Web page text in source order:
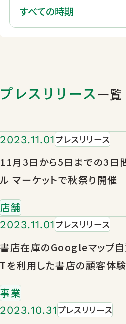
プレスリリース 一覧
2023.11.01プレスリリース
11月3日から5日までの3日
ル マーケットで秋祭り開催
店舗
2023.11.01プレスリリース
書店在庫のGoogleマップ自
Tを利用した書店の顧客体
験を開始
事業
2023.10.31プレスリリース